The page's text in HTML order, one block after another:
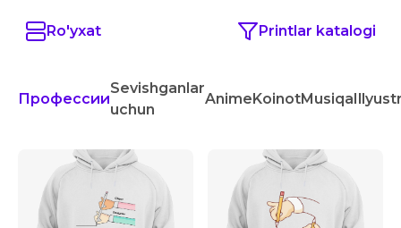
Ro'yxat Printlar katalogi
Профессии
Sevishganlar
uchun
AnimeKoinotMusiqa